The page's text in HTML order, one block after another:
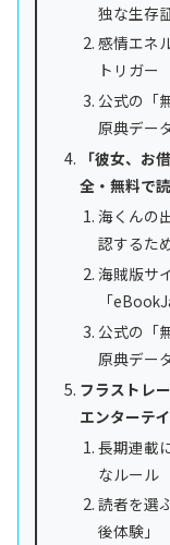
独な生存
感情エネ
トリガー
公式の「
原典デー
「彼女、お
全・無料で
海くんの
認するた
海賊版サ
「
公式の「
原典デー
フラストレ
エンターテ
長期連載
なルール
読者を選
後体験」